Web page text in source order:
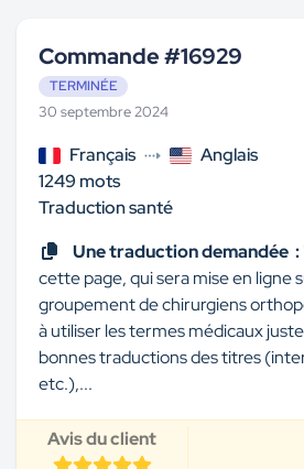
Commande #16929
TERMINÉE
30 septembre 2024
Français
Anglais
1249 mots
Traduction santé
Une traduction demandée :
cette page, qui sera mise en ligne
groupement de chirurgiens
à utiliser les termes médicaux
bonnes traductions des titres
etc.),...
Avis du client